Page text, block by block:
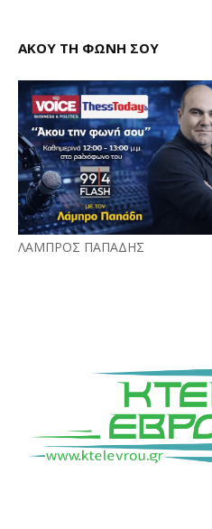
ΑΚΟΥ ΤΗ ΦΩΝΗ ΣΟΥ
ΛΑΜΠΡΟΣ ΠΑΠΑΔΗΣ